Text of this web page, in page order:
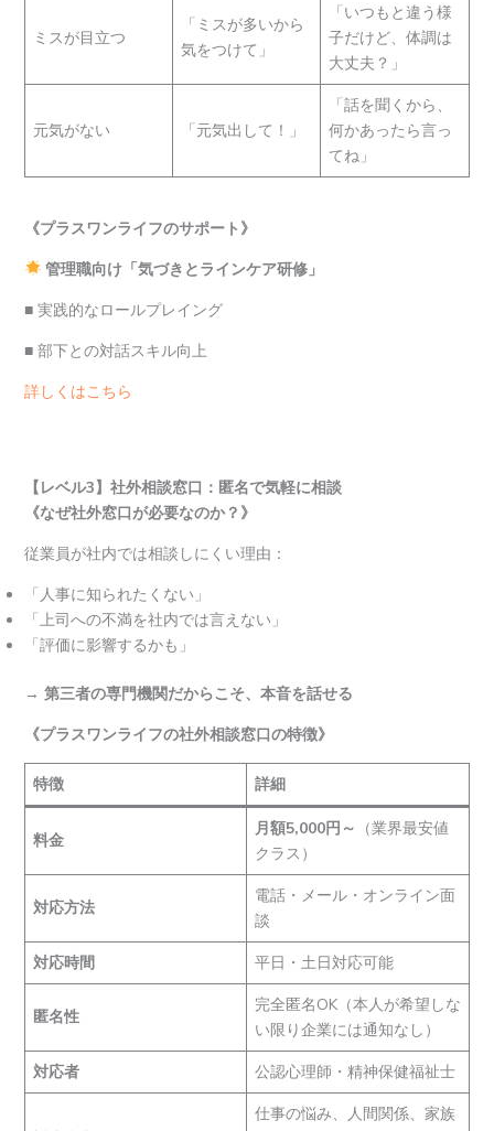
ミスが目立つ
「ミスが多いから
気をつけて」
「いつもと違う様
子だけど、体調は
大丈夫？」
元気がない 「元気出して！」
「話を聞くから、
何かあったら言っ
てね」
《プラスワンライフのサポート》
管理職向け「気づきとラインケア研修」
■ 実践的なロールプレイング
■ 部下との対話スキル向上
詳しくはこちら
【レベル3】社外相談窓口：匿名で気軽に相談
《なぜ社外窓口が必要なのか？》
従業員が社内では相談しにくい理由：
「人事に知られたくない」
「上司への不満を社内では言えない」
「評価に影響するかも」
→ 第三者の専門機関だからこそ、本音を話せる
《プラスワンライフの社外相談窓口の特徴》
特徴 詳細
料金
月額5,000円～ （業界最安値
クラス）
対応方法
電話・メール・オンライン面
談
対応時間
平日・土日対応可能
匿名性
完全匿名OK（本人が希望しな
い限り企業には通知なし）
対応者
公認心理師・精神保健福祉士
仕事の悩み、人間関係、家族